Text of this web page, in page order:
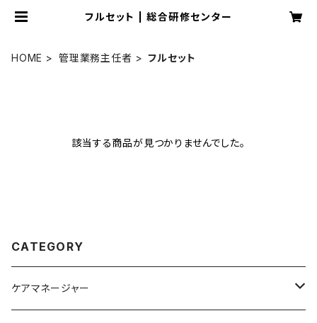
フルセット | 総合研修センター
HOME 管理業務主任者 フルセット
該当する商品が見つかりませんでした。
CATEGORY
ケアマネージャー